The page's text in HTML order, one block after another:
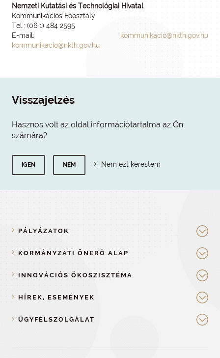
Nemzeti Kutatási és Technológiai Hivatal
Kommunikációs Főosztály
Tel.: (06 1) 484 2595
E-mail:
kommunikacio@nkth.gov.hu
kommunikacio@nkth.gov.hu
Visszajelzés
Hasznos volt az oldal információtartalma az Ön
számára?
IGEN NEM Nem ezt kerestem
PÁLYÁZATOK
KORMÁNYZATI ÖNERŐ ALAP
INNOVÁCIÓS ÖKOSZISZTÉMA
HÍREK, ESEMÉNYEK
ÜGYFÉLSZOLGÁLAT